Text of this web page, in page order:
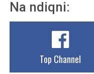
Na ndiqni:
Top Channel